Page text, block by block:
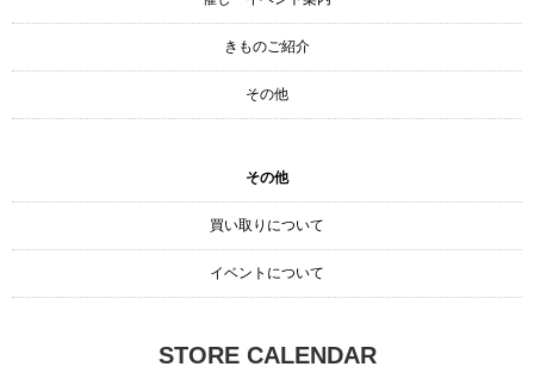
きものご紹介
その他
その他
買い取りについて
イベントについて
STORE CALENDAR